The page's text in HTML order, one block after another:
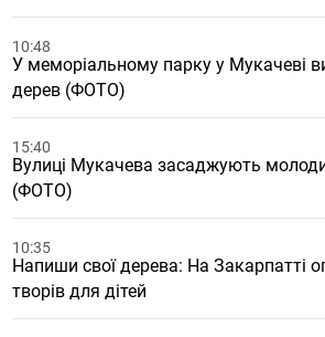
10:48
У меморіальному парку у Мукачеві
дерев (ФОТО)
15:40
Вулиці Мукачева засаджують
(ФОТО)
10:35
Напиши свої дерева: На Закарпатті
творів для дітей